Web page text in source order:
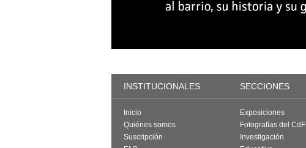
INSTITUCIONALES SECCIONES
Inicio
Quiénes somos
Suscripción
Exposiciones
Fotografías del CdF
Investigación